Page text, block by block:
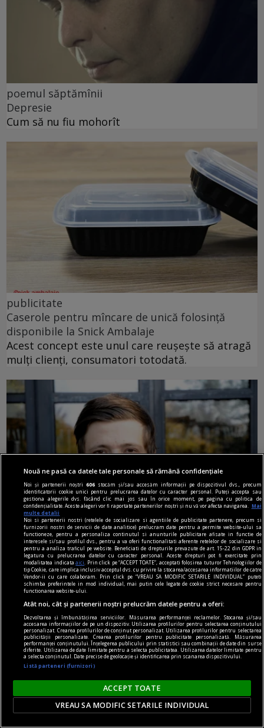
poemul săptămînii
Depresie
Cum să nu fiu mohorît
publicitate
Caserole pentru mîncare de unică folosință
disponibile la Snick Ambalaje
Acest concept este unul care reușește să atragă
mulți clienți, consumatori totodată.
poemul săptămînii
Relicve, ustensile
Tocmai îmi vin în minte spălarea picioarelor,
Ciubotele lui van Gogh
Nouă ne pasă ca datele tale personale să rămână confidențiale
Noi și partenerii noștri606 stocăm și/sau accesăm informații pe dispozitivul dvs., precum
identificatorii cookie unici pentru prelucrarea datelor cu caracter personal. Puteți accepta sau
gestiona alegerile dvs. făcând clic mai jos sau în orice moment, pe pagina cu politica de
confidențialitate. Aceste alegeri vor fi raportate partenerilor noștri și nu vă vor afecta navigarea.
Mai
multe detalii
Noi si partenerii nostri (retelele de socializare si agentiile de publicitate partenere, precum si
furnizorii nostri de servicii de date analitice) prelucram date pentru a permite website-ului sa
functioneze, pentru a personaliza continutul si anunturile publicitare afisate in functie de
interesele si/sau profilul dvs., pentru a va oferi functionalitati aferente retelelor de socializare si
pentru a analiza traficul pe website. Beneficiati de drepturile prevazute de art. 15-22 din GDPR in
legatura cu prelucrarea datelor cu caracter personal. Aceste drepturi pot fi exercitate prin
modalitatea indicataaici
. Prin click pe “ACCEPT TOATE”, acceptati folosirea tuturor Tehnologiilor de
tip Cookie, care implica inclusiv acceptul dvs. cu privire la stocarea/accesarea informatiilor de catre
Vendor-ii cu care colaboram. Prin click pe “VREAU SA MODIFIC SETARILE INDIVIDUAL” puteti
schimba preferintele in mod individual, mai putin cele legate de cookie strict necesare pentru
functionarea website-ului.
Atât noi, cât și partenerii noștri prelucrăm datele pentru a oferi:
Dezvoltarea și îmbunătățirea serviciilor. Măsurarea performanței reclamelor. Stocarea și/sau
accesarea informațiilor de pe un dispozitiv. Utilizarea profilurilor pentru selectarea conținutului
personalizat. Crearea profilurilor de conținut personalizat. Utilizarea profilurilor pentru selectarea
publicității personalizate. Crearea profilurilor pentru publicitate personalizată. Măsurarea
performanței conținutului. Înțelegerea publicului prin statistici sau combinații de date din surse
diferite. Utilizarea de date limitate pentru a selecta publicitatea. Utilizarea datelor limitate pentru
a selecta conținutul. Date precise de geolocație și identificarea prin scanarea dispozitivului.
Listă parteneri (furnizori)
ACCEPT TOATE
VREAU SA MODIFIC SETARILE INDIVIDUAL